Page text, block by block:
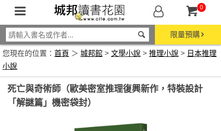
0
限量預購
您現在的位置： 首頁 ＞ 城邦館 > 文學小說 > 推理小說 > 日本推理
小說
死亡與奇術師（歐美密室推理復興新作，特裝設計
「解謎篇」機密袋封）